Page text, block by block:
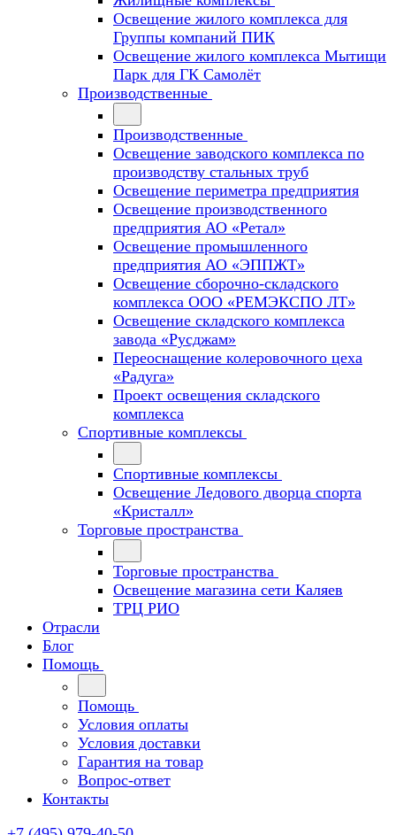
Освещение жилого комплекса для
Группы компаний ПИК
Освещение жилого комплекса Мытищи
Парк для ГК Самолёт
Производственные
Производственные
Освещение заводского комплекса по
производству стальных труб
Освещение периметра предприятия
Освещение производственного
предприятия АО «Ретал»
Освещение промышленного
предприятия АО «ЭППЖТ»
Освещение сборочно-складского
комплекса ООО «РЕМЭКСПО ЛТ»
Освещение складского комплекса
завода «Русджам»
Переоснащение колеровочного цеха
«Радуга»
Проект освещения складского
комплекса
Спортивные комплексы
Спортивные комплексы
Освещение Ледового дворца спорта
«Кристалл»
Торговые пространства
Торговые пространства
Освещение магазина сети Каляев
ТРЦ РИО
Отрасли
Блог
Помощь
Помощь
Условия оплаты
Условия доставки
Гарантия на товар
Вопрос-ответ
Контакты